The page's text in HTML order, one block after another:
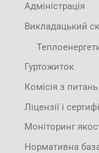
Адміністрація
Викладацький
Гуртожиток
Комісія з
Ліцензії і
Моніторинг
Нормативна